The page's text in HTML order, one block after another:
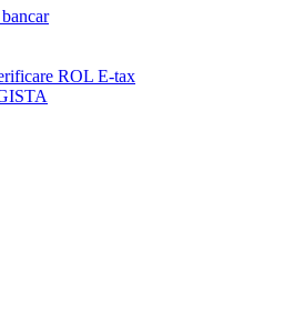
ROL E-tax